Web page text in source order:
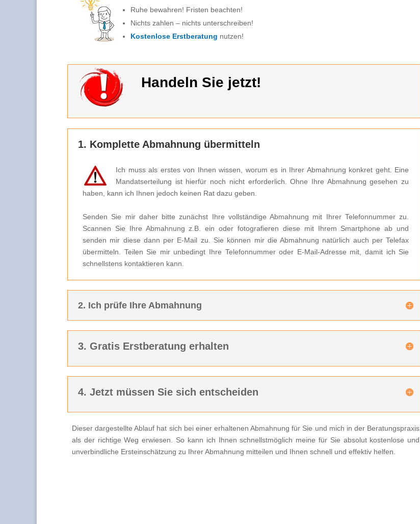
Ruhe bewahren! Fristen beachten!
Nichts zahlen – nichts unterschreiben!
Kostenlose Erstberatung nutzen!
Handeln Sie jetzt!
1. Komplette Abmahnung übermitteln
Ich muss als erstes von Ihnen wissen, worum es in Ihrer Abmahnung konkret geht. Eine
Mandatserteilung ist hierfür noch nicht erforderlich. Ohne Ihre Abmahnung gesehen zu
haben, kann ich Ihnen jedoch keinen Rat dazu geben.
Senden Sie mir daher bitte zunächst Ihre vollständige Abmahnung mit Ihrer Telefonnummer zu.
Scannen Sie Ihre Abmahnung z.B. ein oder fotografieren diese mit Ihrem Smartphone ab und
senden mir diese dann per E-Mail zu. Sie können mir die Abmahnung natürlich auch per Telefax
übermitteln. Teilen Sie mir unbedingt Ihre Telefonnummer oder E-Mail-Adresse mit, damit ich Sie
schnellstens kontaktieren kann.
2. Ich prüfe Ihre Abmahnung
3. Gratis Erstberatung erhalten
4. Jetzt müssen Sie sich entscheiden
Dieser dargestellte Ablauf hat sich bei einer erhaltenen Abmahnung für Sie und mich in der Beratungspraxis
als der richtige Weg erwiesen. So kann ich Ihnen schnellstmöglich meine für Sie absolut kostenlose und
unverbindliche Ersteinschätzung zu Ihrer Abmahnung mitteilen und Ihnen schnell und effektiv helfen.